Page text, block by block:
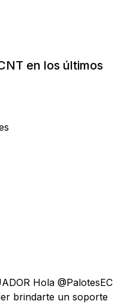
en los últimos
Hola @PalotesEC
brindarte un soporte